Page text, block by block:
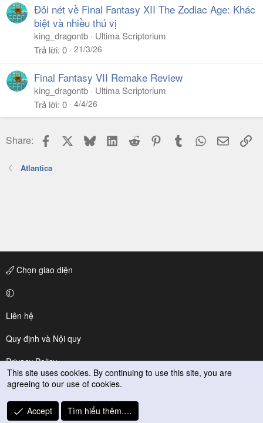
Đôi nét về Final Fantasy XII The Zodiac Age: Khác
biệt và nhiều thú vị
king_dragontb
Ultima Scriptorium
Trả lời 0 21/3/26
Final Fantasy VII Remake Review
king_dragontb
Ultima Scriptorium
Trả lời 0 4/4/26
Share: Facebook BlueskyLinkedIn
Reddit PinterestTumblr WhatsApp
Email
Atlantica
Chọn giao diện
Liên hệ
Quy định và Nội quy
Privacy Policy
Trợ giúp
R
S
This site uses cookies. By continuing to use this site, you are
agreeing to our use of cookies.
Accept Tìm hiểu thêm.…